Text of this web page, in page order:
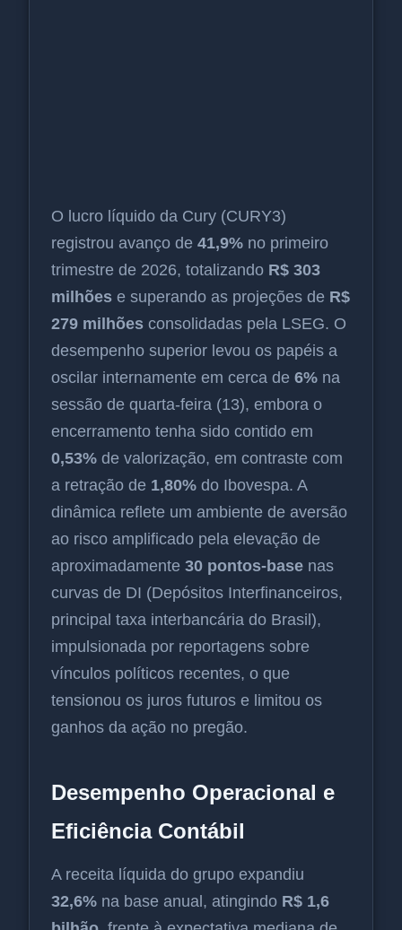
O lucro líquido da Cury (CURY3)
registrou avanço de 41,9% no primeiro
trimestre de 2026, totalizando R$ 303
milhões e superando as projeções de R$
279 milhões consolidadas pela LSEG. O
desempenho superior levou os papéis a
oscilar internamente em cerca de 6% na
sessão de quarta-feira (13), embora o
encerramento tenha sido contido em
0,53% de valorização, em contraste com
a retração de 1,80% do Ibovespa. A
dinâmica reflete um ambiente de aversão
ao risco amplificado pela elevação de
aproximadamente 30 pontos-base nas
curvas de DI (Depósitos Interfinanceiros,
principal taxa interbancária do Brasil),
impulsionada por reportagens sobre
vínculos políticos recentes, o que
tensionou os juros futuros e limitou os
ganhos da ação no pregão.
Desempenho Operacional e
Eficiência Contábil
A receita líquida do grupo expandiu
32,6% na base anual, atingindo R$ 1,6